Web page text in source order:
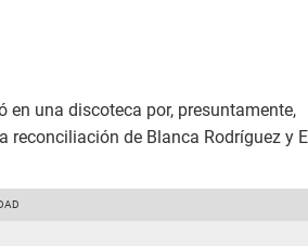
una discoteca por, presuntamente,
reconciliación de Blanca Rodríguez y